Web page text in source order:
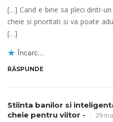
[…] Cand e bine sa pleci dintr-
cheie si prioritati si va poate
[…]
Încarc...
RĂSPUNDE
Stiinta banilor si
cheie pentru viitor -
29